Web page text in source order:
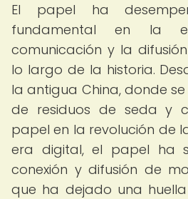
El papel ha
fundamental en la
comunicación y la
lo largo de la historia.
la antigua China, donde
de residuos de seda y
papel en la revolución de
era digital, el papel ha
conexión y difusión de
que ha dejado una